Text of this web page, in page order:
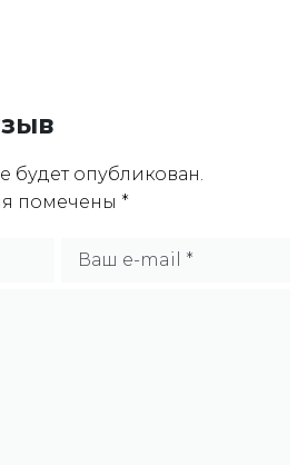
будет опубликован.
помечены *